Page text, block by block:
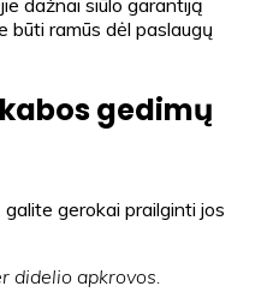
dažnai siūlo garantiją
būti ramūs dėl paslaugų
gedimų
gerokai prailginti jos
didelio apkrovos.